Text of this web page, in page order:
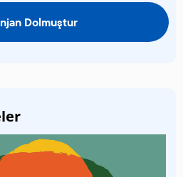
Dolmuştur